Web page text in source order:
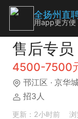
售后专员
4500-7500
邗江区 · 京华
招3人
更新：2小时前 浏
全扬州直
用app更方便